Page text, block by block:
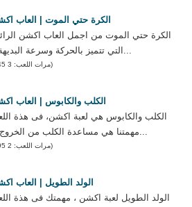
الكرة حتي الموت | العاب
الكرة حتي الموت من اجمل العاب اكشن
التي تتميز بالحركة وسرعة البديهة و...
(مرات اللعب: 3 045)
الكلب والكابوس | العاب
الكلب والكابوس هي لعبة اكشن، فى هذة
مهمتنا هي مساعدة الكلب من الخروج م...
(مرات اللعب: 2 795)
الولد الطويل | العاب
الولد الطويل لعبة اكشن ، مهمتك فى هذة